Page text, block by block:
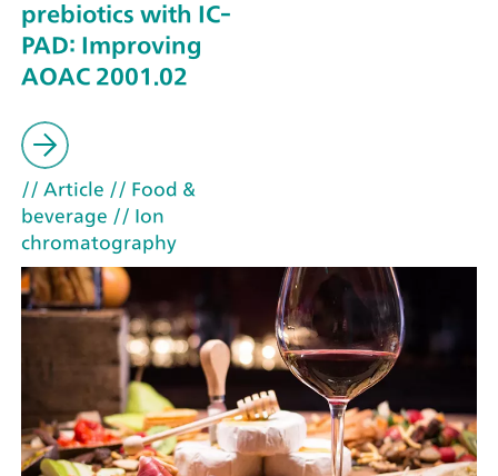
prebiotics with IC-
PAD: Improving
AOAC 2001.02
// Article // Food &
beverage // Ion
chromatography